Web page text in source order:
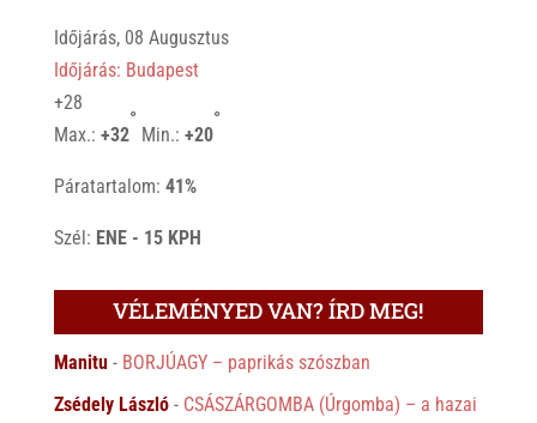
Időjárás, 08 Augusztus
Időjárás: Budapest
+28
Max.: +32
°
Min.: +20
°
Páratartalom: 41%
Szél: ENE - 15 KPH
VÉLEMÉNYED VAN? ÍRD MEG!
Manitu- BORJÚAGY – paprikás szószban
Zsédely László- CSÁSZÁRGOMBA (Úrgomba) – a hazai